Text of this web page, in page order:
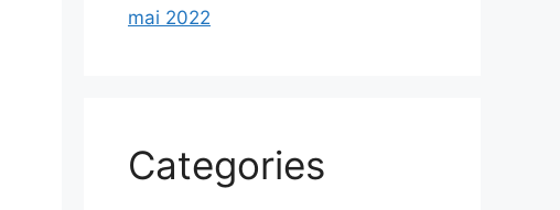
mai 2022
Categories